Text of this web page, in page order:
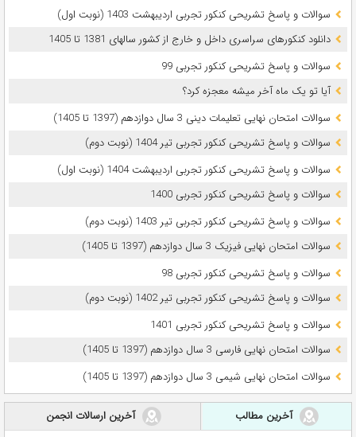
سوالات و پاسخ تشریحی کنکور تجربی اردیبهشت 1403 (نوبت اول)
دانلود کنکورهای سراسری داخل و خارج از کشور سالهای 1381 تا 1405
سوالات و پاسخ تشریحی کنکور تجربی 99
آیا تو یک ماه آخر میشه معجزه کرد؟
سوالات امتحان نهایی تعلیمات دینی 3 سال دوازدهم (1397 تا 1405)
سوالات و پاسخ تشریحی کنکور تجربی تیر 1404 (نوبت دوم)
سوالات و پاسخ تشریحی کنکور تجربی اردیبهشت 1404 (نوبت اول)
سوالات و پاسخ تشریحی کنکور تجربی 1400
سوالات و پاسخ تشریحی کنکور تجربی تیر 1403 (نوبت دوم)
سوالات امتحان نهایی فیزیک 3 سال دوازدهم (1397 تا 1405)
سوالات و پاسخ تشریحی کنکور تجربی 98
سوالات و پاسخ تشریحی کنکور تجربی تیر 1402 (نوبت دوم)
سوالات و پاسخ تشریحی کنکور تجربی 1401
سوالات امتحان نهایی فارسی 3 سال دوازدهم (1397 تا 1405)
سوالات امتحان نهایی شیمی 3 سال دوازدهم (1397 تا 1405)
آخرین مطالب
آخرین ارسالات انجمن